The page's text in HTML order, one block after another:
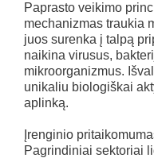
Paprasto veikimo
mechanizmas traukia
juos surenka į talpą
naikina virusus,
mikroorganizmus.
unikaliu biologiškai
aplinką.
Įrenginio
Pagrindiniai sektoriai